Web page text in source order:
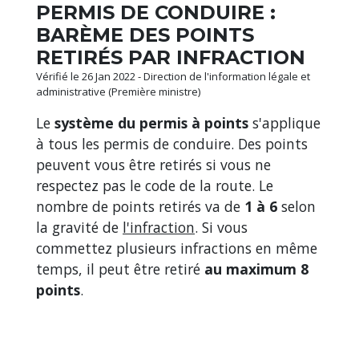
PERMIS DE CONDUIRE :
BARÈME DES POINTS
RETIRÉS PAR INFRACTION
Vérifié le 26 Jan 2022 - Direction de l'information légale et
administrative (Première ministre)
Le système du permis à points s'applique
à tous les permis de conduire. Des points
peuvent vous être retirés si vous ne
respectez pas le code de la route. Le
nombre de points retirés va de 1 à 6 selon
la gravité de l'infraction. Si vous
commettez plusieurs infractions en même
temps, il peut être retiré au maximum 8
points.